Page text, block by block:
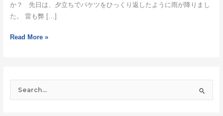
か？ 先日は、夕立ちでバケツをひっくり返したように雨が降りまし
た。 雷も弊 […]
Read More »